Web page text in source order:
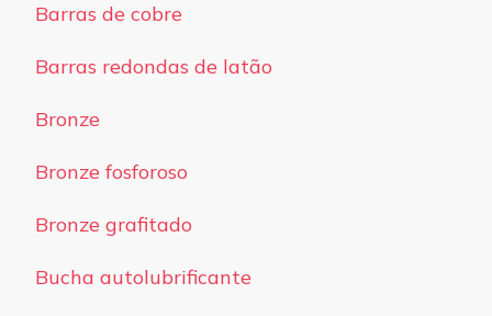
Barras de cobre
Barras redondas de latão
Bronze
Bronze fosforoso
Bronze grafitado
Bucha autolubrificante